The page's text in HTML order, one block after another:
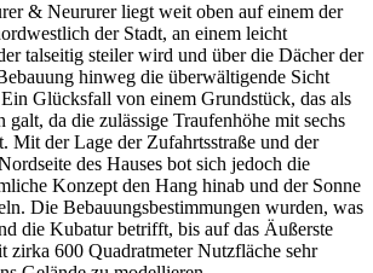
& Neururer liegt weit oben auf einem der
der Stadt, an einem leicht
talseitig steiler wird und über die Dächer der
hinweg die überwältigende Sicht
Glücksfall von einem Grundstück, das als
galt, da die zulässige Traufenhöhe mit sechs
Mit der Lage der Zufahrtsstraße und der
des Hauses bot sich jedoch die
Konzept den Hang hinab und der Sonne
Die Bebauungsbestimmungen wurden, was
die Kubatur betrifft, bis auf das Äußerste
zirka 600 Quadratmeter Nutzfläche sehr